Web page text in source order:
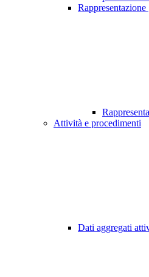
Rappresentazione
Attività e procedimenti
Dati aggregati